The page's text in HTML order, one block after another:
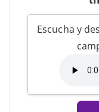
Escucha y